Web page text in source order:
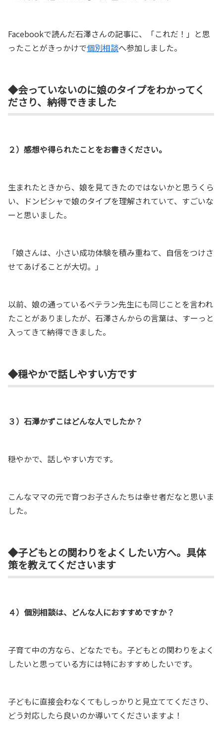
Facebookで読んだ石澤さんの記事に、「これだ！」と思
ったことがきっかけで個別相談へ参加しました。
◆会っていないのに娘のタイプをわかってく
ださり、納得できました
２）感想や得られたことをお書きください。
生まれたときから、娘を見てきたのではないかと思うくら
い、ドンピシャで娘のタイプを理解されていて、すごいな
ーと思いました。
「娘さんは、小さい成功体験を積み重ねて、自信をつけさ
せてあげることが大切。」
以前、娘の通っているベテラン先生にも同じことを言われ
たことがありましたが、石澤さんからの言葉は、すーっと
入ってきて納得できました。
◆穏やかで話しやすい方です
３）石澤かずこはどんな人でしたか？
穏やかで、話しやすい方です。
こんなママの元で育つお子さんたちは幸せ者だなと思いま
した。
◆子どもとの関わりをよくしたい方へ。具体
策を教えてくださいます
４）個別相談は、どんな人におすすめですか？
子育て中の方なら、どなたでも。子どもとの関わりをよく
したいと思っている方には特におすすめしたいです。
子どもに直接会わなくてもしっかりと見立ててくださり、
どう対応したら良いのか導いてくださいますよ！